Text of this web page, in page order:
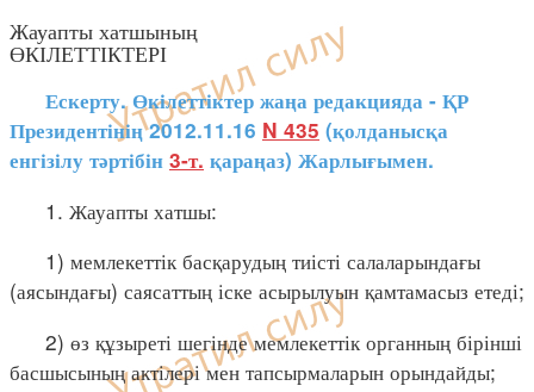
Жауапты хатшының
ӨКІЛЕТТІКТЕРІ
Ескерту. Өкілеттіктер жаңа редакцияда - ҚР
Президентінің 2012.11.16 N 435 (қолданысқа
енгізілу тәртібін 3-т. қараңаз) Жарлығымен.
1. Жауапты хатшы:
1) мемлекеттік басқарудың тиісті салаларындағы
(аясындағы) саясаттың іске асырылуын қамтамасыз етеді;
2) өз құзыреті шегінде мемлекеттік органның бірінші
басшысының актілері мен тапсырмаларын орындайды;